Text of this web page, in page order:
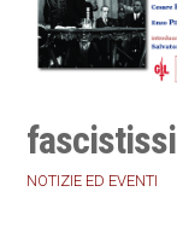
NOTIZIE ED EVENTI